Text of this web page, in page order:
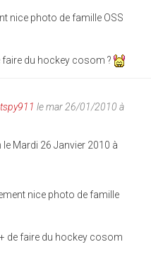
nice photo de famille OSS
faire du hockey cosom ?
le mar 26/01/2010 à
le Mardi 26 Janvier 2010 à
nice photo de famille
de faire du hockey cosom